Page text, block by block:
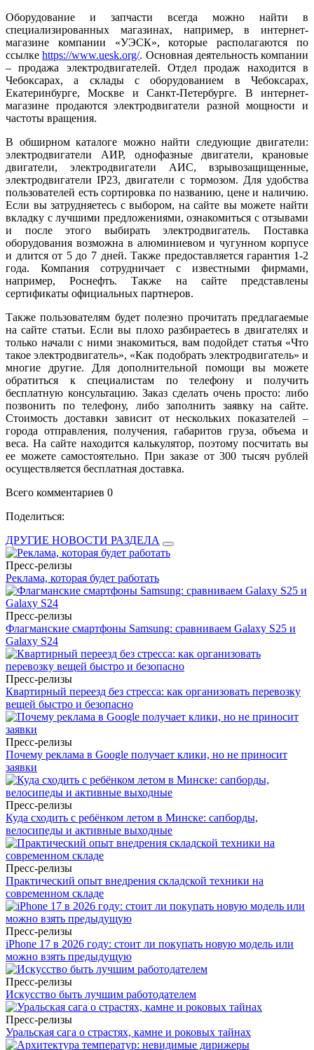
Оборудование и запчасти всегда можно найти в
специализированных магазинах, например, в интернет-
магазине компании «УЭСК», которые располагаются по
ссылкеhttps://www.uesk.org/. Основная деятельность компании
– продажа электродвигателей. Отдел продаж находится в
Чебоксарах, а склады с оборудованием в Чебоксарах,
Екатеринбурге, Москве и Санкт-Петербурге. В интернет-
магазине продаются электродвигатели разной мощности и
частоты вращения.
В обширном каталоге можно найти следующие двигатели:
электродвигатели АИР, однофазные двигатели, крановые
двигатели, электродвигатели АИС, взрывозащищенные,
электродвигатели IP23, двигатели с тормозом. Для удобства
пользователей есть сортировка по названию, цене и наличию.
Если вы затрудняетесь с выбором, на сайте вы можете найти
вкладку с лучшими предложениями, ознакомиться с отзывами
и после этого выбирать электродвигатель. Поставка
оборудования возможна в алюминиевом и чугунном корпусе
и длится от 5 до 7 дней. Также предоставляется гарантия 1-2
года. Компания сотрудничает с известными фирмами,
например, Роснефть. Также на сайте представлены
сертификаты официальных партнеров.
Также пользователям будет полезно прочитать предлагаемые
на сайте статьи. Если вы плохо разбираетесь в двигателях и
только начали с ними знакомиться, вам подойдет статья «Что
такое электродвигатель», «Как подобрать электродвигатель» и
многие другие. Для дополнительной помощи вы можете
обратиться к специалистам по телефону и получить
бесплатную консультацию. Заказ сделать очень просто: либо
позвонить по телефону, либо заполнить заявку на сайте.
Стоимость доставки зависит от нескольких показателей –
города отправления, получения, габаритов груза, объема и
веса. На сайте находится калькулятор, поэтому посчитать вы
ее можете самостоятельно. При заказе от 300 тысяч рублей
осуществляется бесплатная доставка.
Всего комментариев 0
Поделиться:
ДРУГИЕ НОВОСТИ РАЗДЕЛА
Пресс-релизы
Реклама, которая будет работать
Пресс-релизы
Флагманские смартфоны Samsung: сравниваем Galaxy S25 и
Galaxy S24
Пресс-релизы
Квартирный переезд без стресса: как организовать перевозку
вещей быстро и безопасно
Пресс-релизы
Почему реклама в Google получает клики, но не приносит
заявки
Пресс-релизы
Куда сходить с ребёнком летом в Минске: сапборды,
велосипеды и активные выходные
Пресс-релизы
Практический опыт внедрения складской техники на
современном складе
Пресс-релизы
iPhone 17 в 2026 году: стоит ли покупать новую модель или
можно взять предыдущую
Пресс-релизы
Искусство быть лучшим работодателем
Пресс-релизы
Уральская сага о страстях, камне и роковых тайнах